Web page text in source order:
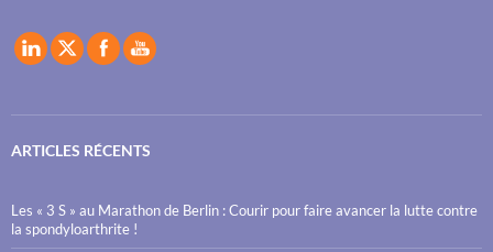
ARTICLES RÉCENTS
Les « 3 S » au Marathon de Berlin : Courir pour faire avancer la lutte contre
la spondyloarthrite !